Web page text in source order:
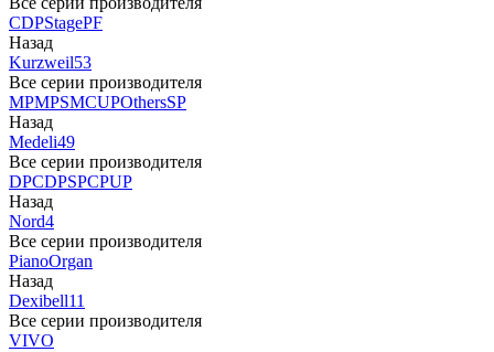
CDPStagePF
Назад
Kurzweil53
Все серии производителя
MPMPSMCUPOthersSP
Назад
Medeli49
Все серии производителя
DPCDPSPCPUP
Назад
Nord4
Все серии производителя
PianoOrgan
Назад
Dexibell11
Все серии производителя
VIVO